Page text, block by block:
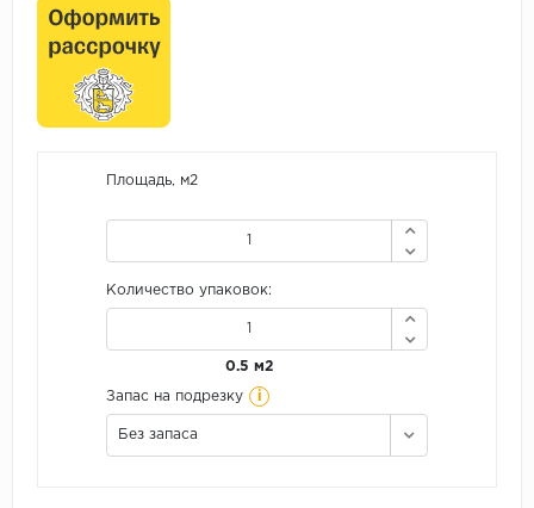
Площадь, м2
Количество упаковок:
0.5 м2
Запас на подрезку i
Без запаса